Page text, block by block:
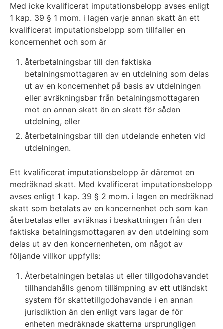
Med icke kvalificerat imputationsbelopp avses enligt
1 kap. 39 § 1 mom. i lagen varje annan skatt än ett
kvalificerat imputationsbelopp som tillfaller en
koncernenhet och som är
återbetalningsbar till den faktiska
betalningsmottagaren av en utdelning som delas
ut av en koncernenhet på basis av utdelningen
eller avräkningsbar från betalningsmottagaren
mot en annan skatt än en skatt för sådan
utdelning, eller
återbetalningsbar till den utdelande enheten vid
utdelningen.
Ett kvalificerat imputationsbelopp är däremot en
medräknad skatt. Med kvalificerat imputationsbelopp
avses enligt 1 kap. 39 § 2 mom. i lagen en medräknad
skatt som betalats av en koncernenhet och som kan
återbetalas eller avräknas i beskattningen från den
faktiska betalningsmottagaren av den utdelning som
delas ut av den koncernenheten, om något av
följande villkor uppfylls:
Återbetalningen betalas ut eller tillgodohavandet
tillhandahålls genom tillämpning av ett utländskt
system för skattetillgodohavande i en annan
jurisdiktion än den enligt vars lagar de för
enheten medräknade skatterna ursprungligen